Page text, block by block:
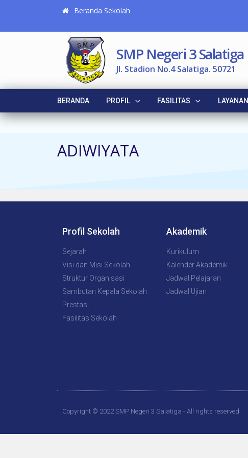
Beranda Sekolah
SMP Negeri 3 Salatiga
Jl. Stadion No.4 Salatiga. 50721
BERANDA PROFIL FASILITAS LAYANAN
ADIWIYATA
Profil Sekolah
Sejarah
Visi dan Misi Sekolah
Struktur Organisasi
Sambutan Kepala Sekolah
Prestasi
Fasilitas Sekolah
Akademik
Kurikulum
Kalender Akademik
Jadwal Pelajaran
Jadwal Ujian
Copyright © 2022 SMP Negeri 3 Salatiga - All rights reserved